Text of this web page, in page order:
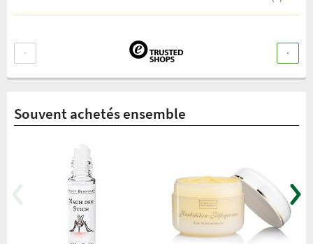
Souvent achetés ensemble